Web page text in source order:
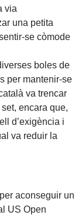
via
una petita
se còmode
boles de
per mantenir-se
va trencar
encara que,
d’exigència i
va reduir la
aconseguir un
US Open